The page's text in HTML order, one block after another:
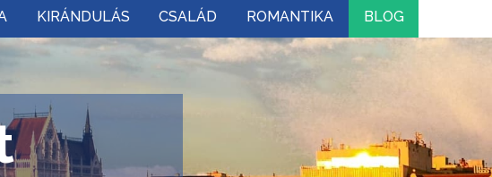
KIRÁNDULÁS CSALÁD ROMANTIKA BLOG